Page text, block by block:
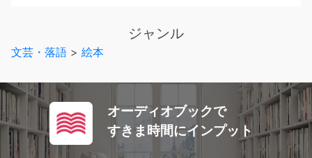
ジャンル
文芸・落語 > 絵本
オーディオブックで
すきま時間にインプット